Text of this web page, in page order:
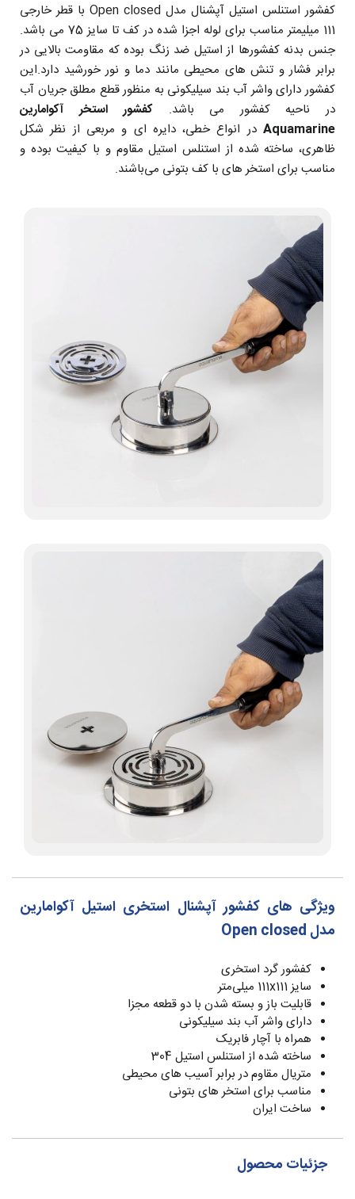
کفشور استنلس استیل آپشنال مدل Open closed با قطر خارجی
111 میلیمتر مناسب برای لوله اجزا شده در کف تا سایز 75 می باشد.
جنس بدنه کفشورها از استیل ضد زنگ بوده که مقاومت بالایی در
برابر فشار و تنش های محیطی مانند دما و نور خورشید دارد.این
کفشور دارای واشر آب بند سیلیکونی به منظور قطع مطلق جریان آب
در ناحیه کفشور می باشد. کفشور استخر آکوامارین
Aquamarine در انواع خطی، دایره ای و مربعی از نظر شکل
ظاهری، ساخته شده از استنلس استیل مقاوم و با کیفیت بوده و
مناسب برای استخر های با کف بتونی می‌باشند.
ویژگی های کفشور آپشنال استخری استیل آکوامارین
مدل Open closed
کفشور گرد استخری
سایز 111x111 میلی‌متر
قابلیت باز و بسته شدن با دو قطعه مجزا
دارای واشر آب بند سیلیکونی
همراه با آچار فابریک
ساخته شده از استنلس استیل 304
متریال مقاوم در برابر آسیب های محیطی
مناسب برای استخر های بتونی
ساخت ایران
جزئیات محصول